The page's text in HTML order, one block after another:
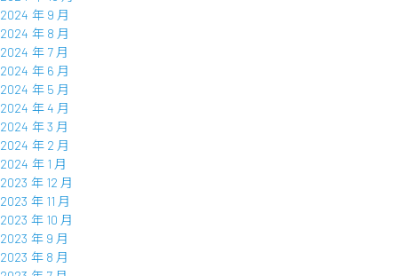
2024 年 9 月
2024 年 8 月
2024 年 7 月
2024 年 6 月
2024 年 5 月
2024 年 4 月
2024 年 3 月
2024 年 2 月
2024 年 1 月
2023 年 12 月
2023 年 11 月
2023 年 10 月
2023 年 9 月
2023 年 8 月